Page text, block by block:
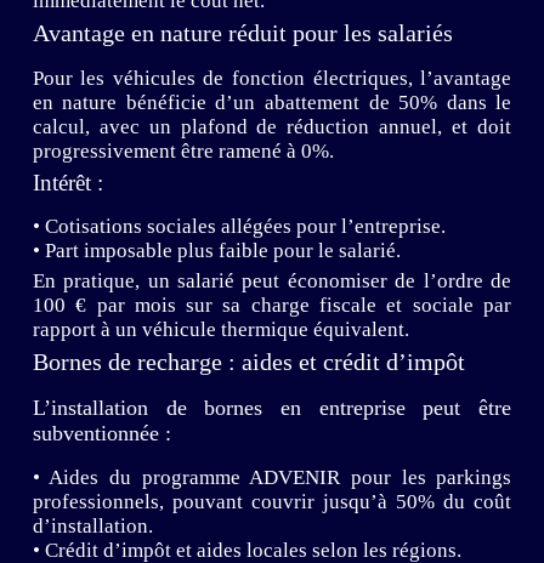
Avantage en nature réduit pour les salariés
Pour les véhicules de fonction électriques, l’avantage
en nature bénéficie d’un abattement de 50% dans le
calcul, avec un plafond de réduction annuel, et doit
progressivement être ramené à 0%.
Intérêt :
• Cotisations sociales allégées pour l’entreprise.
• Part imposable plus faible pour le salarié.
En pratique, un salarié peut économiser de l’ordre de
100 € par mois sur sa charge fiscale et sociale par
rapport à un véhicule thermique équivalent.
Bornes de recharge : aides et crédit d’impôt
L’installation de bornes en entreprise peut être
subventionnée :
• Aides du programme ADVENIR pour les parkings
professionnels, pouvant couvrir jusqu’à 50% du coût
d’installation.
• Crédit d’impôt et aides locales selon les régions.